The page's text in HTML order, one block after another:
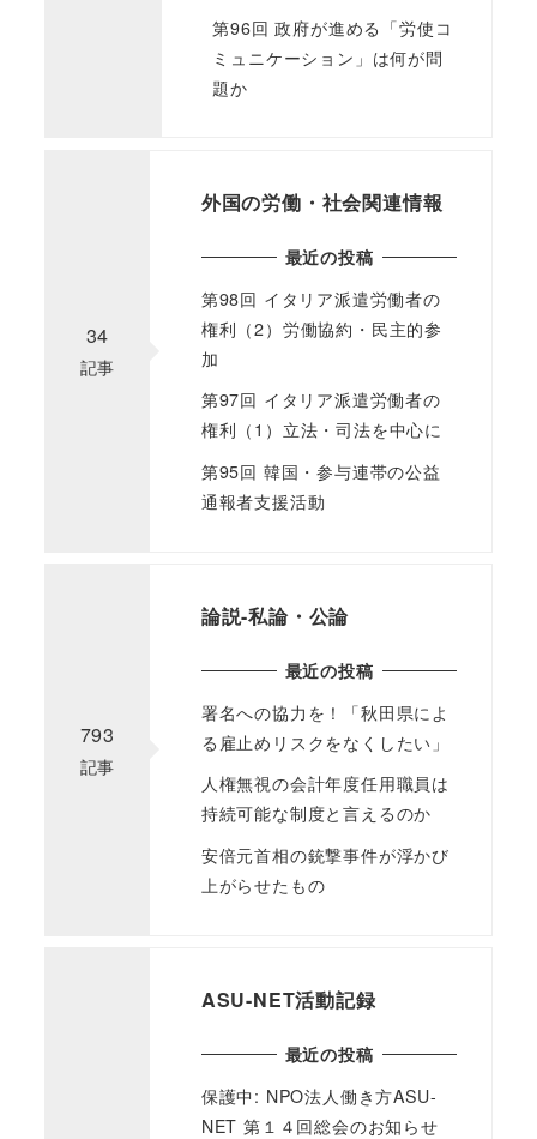
第96回 政府が進める「労使コ
ミュニケーション」は何が問
題か
34
記事
外国の労働・社会関連情報
最近の投稿
第98回 イタリア派遣労働者の
権利（2）労働協約・民主的参
加
第97回 イタリア派遣労働者の
権利（1）立法・司法を中心に
第95回 韓国・参与連帯の公益
通報者支援活動
793
記事
論説-私論・公論
最近の投稿
署名への協力を！「秋田県によ
る雇止めリスクをなくしたい」
人権無視の会計年度任用職員は
持続可能な制度と言えるのか
安倍元首相の銃撃事件が浮かび
上がらせたもの
ASU-NET活動記録
最近の投稿
保護中: NPO法人働き方ASU-
NET 第１４回総会のお知らせ